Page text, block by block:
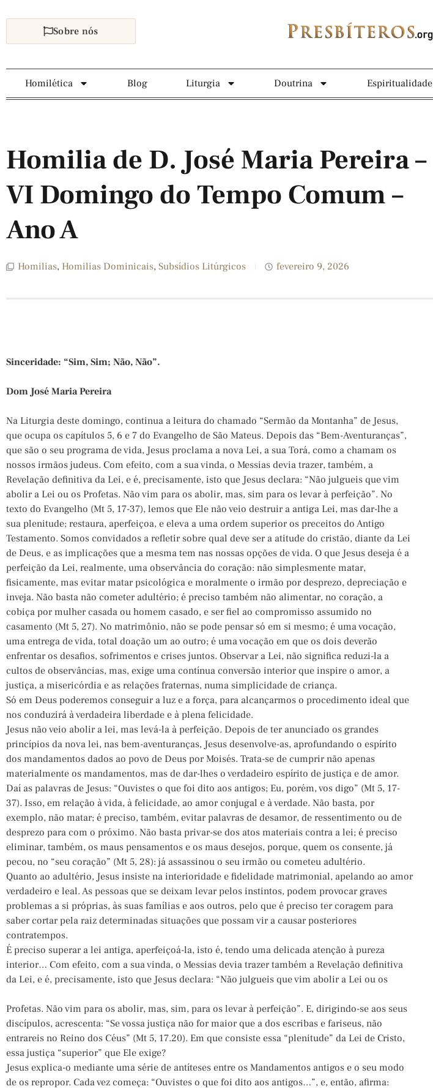
Sobre nós
Homilética Blog Liturgia Doutrina Espiritualidade
Homilia de D. José Maria Pereira –
VI Domingo do Tempo Comum –
Ano A
Homilias, Homilias Dominicais, Subsídios Litúrgicos fevereiro 9, 2026
Sinceridade: “Sim, Sim; Não, Não”.
Dom José Maria Pereira
Na Liturgia deste domingo, continua a leitura do chamado “Sermão da Montanha” de Jesus,
que ocupa os capítulos 5, 6 e 7 do Evangelho de São Mateus. Depois das “Bem-Aventuranças”,
que são o seu programa de vida, Jesus proclama a nova Lei, a sua Torá, como a chamam os
nossos irmãos judeus. Com efeito, com a sua vinda, o Messias devia trazer, também, a
Revelação definitiva da Lei, e é, precisamente, isto que Jesus declara: “Não julgueis que vim
abolir a Lei ou os Profetas. Não vim para os abolir, mas, sim para os levar à perfeição”. No
texto do Evangelho (Mt 5, 17-37), lemos que Ele não veio destruir a antiga Lei, mas dar-lhe a
sua plenitude; restaura, aperfeiçoa, e eleva a uma ordem superior os preceitos do Antigo
Testamento. Somos convidados a refletir sobre qual deve ser a atitude do cristão, diante da Lei
de Deus, e as implicações que a mesma tem nas nossas opções de vida. O que Jesus deseja é a
perfeição da Lei, realmente, uma observância do coração: não simplesmente matar,
fisicamente, mas evitar matar psicológica e moralmente o irmão por desprezo, depreciação e
inveja. Não basta não cometer adultério; é preciso também não alimentar, no coração, a
cobiça por mulher casada ou homem casado, e ser fiel ao compromisso assumido no
casamento (Mt 5, 27). No matrimônio, não se pode pensar só em si mesmo; é uma vocação,
uma entrega de vida, total doação um ao outro; é uma vocação em que os dois deverão
enfrentar os desafios, sofrimentos e crises juntos. Observar a Lei, não significa reduzi-la a
cultos de observâncias, mas, exige uma contínua conversão interior que inspire o amor, a
justiça, a misericórdia e as relações fraternas, numa simplicidade de criança.
Só em Deus poderemos conseguir a luz e a força, para alcançarmos o procedimento ideal que
nos conduzirá à verdadeira liberdade e à plena felicidade.
Jesus não veio abolir a lei, mas levá-la à perfeição. Depois de ter anunciado os grandes
princípios da nova lei, nas bem-aventuranças, Jesus desenvolve-as, aprofundando o espírito
dos mandamentos dados ao povo de Deus por Moisés. Trata-se de cumprir não apenas
materialmente os mandamentos, mas de dar-lhes o verdadeiro espírito de justiça e de amor.
Daí as palavras de Jesus: “Ouvistes o que foi dito aos antigos; Eu, porém, vos digo” (Mt 5, 17-
37). Isso, em relação à vida, à felicidade, ao amor conjugal e à verdade. Não basta, por
exemplo, não matar; é preciso, também, evitar palavras de desamor, de ressentimento ou de
desprezo para com o próximo. Não basta privar-se dos atos materiais contra a lei; é preciso
eliminar, também, os maus pensamentos e os maus desejos, porque, quem os consente, já
pecou, no “seu coração” (Mt 5, 28): já assassinou o seu irmão ou cometeu adultério.
Quanto ao adultério, Jesus insiste na interioridade e fidelidade matrimonial, apelando ao amor
verdadeiro e leal. As pessoas que se deixam levar pelos instintos, podem provocar graves
problemas a si próprias, às suas famílias e aos outros, pelo que é preciso ter coragem para
saber cortar pela raiz determinadas situações que possam vir a causar posteriores
contratempos.
É preciso superar a lei antiga, aperfeiçoá-la, isto é, tendo uma delicada atenção à pureza
interior… Com efeito, com a sua vinda, o Messias devia trazer também a Revelação definitiva
da Lei, e é, precisamente, isto que Jesus declara: “Não julgueis que vim abolir a Lei ou os
Profetas. Não vim para os abolir, mas, sim, para os levar à perfeição”. E, dirigindo-se aos seus
discípulos, acrescenta: “Se vossa justiça não for maior que a dos escribas e fariseus, não
entrareis no Reino dos Céus” (Mt 5, 17.20). Em que consiste essa “plenitude” da Lei de Cristo,
essa justiça “superior” que Ele exige?
Jesus explica-o mediante uma série de antíteses entre os Mandamentos antigos e o seu modo
de os repropor. Cada vez começa: “Ouvistes o que foi dito aos antigos…”, e, então, afirma: